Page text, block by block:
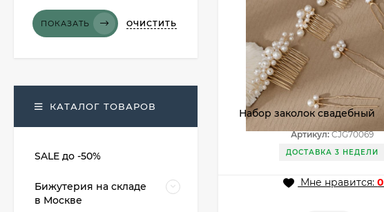
Набор заколок свадебный
CJG70069
Артикул:CJG70069
ДОСТАВКА 3 НЕДЕЛИ
Мне нравится:0
ПОКАЗАТЬ ОЧИСТИТЬ
КАТАЛОГ ТОВАРОВ
SALE до -50%
Бижутерия на складе
в Москве